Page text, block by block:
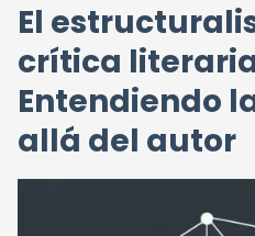
El
crítica
Entendiendo
allá del autor